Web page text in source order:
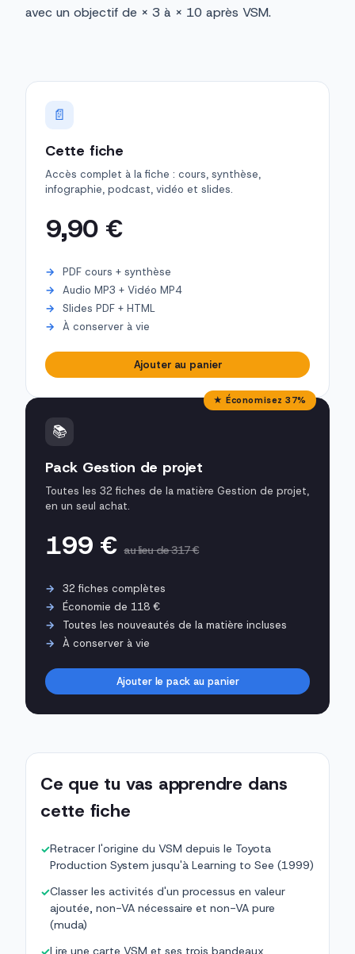
avec un objectif de × 3 à × 10 après VSM.
📄
Cette fiche
Accès complet à la fiche : cours, synthèse,
infographie, podcast, vidéo et slides.
9,90 €
PDF cours + synthèse
Audio MP3 + Vidéo MP4
Slides PDF + HTML
À conserver à vie
Ajouter au panier
★ Économisez 37%
📚
Pack Gestion de projet
Toutes les 32 fiches de la matière Gestion de projet,
en un seul achat.
199 €au lieu de 317 €
32 fiches complètes
Économie de 118 €
Toutes les nouveautés de la matière incluses
À conserver à vie
Ajouter le pack au panier
Ce que tu vas apprendre dans
cette fiche
✓Retracer l'origine du VSM depuis le Toyota
Production System jusqu'à Learning to See (1999)
✓Classer les activités d'un processus en valeur
ajoutée, non-VA nécessaire et non-VA pure
(muda)